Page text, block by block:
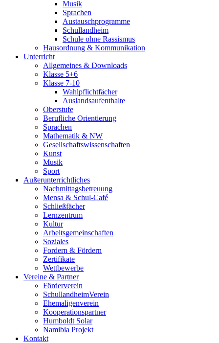
Musik
Sprachen
Austauschprogramme
Schullandheim
Schule ohne Rassismus
Hausordnung & Kommunikation
Unterricht
Allgemeines & Downloads
Klasse 5+6
Klasse 7-10
Wahlpflichtfächer
Auslandsaufenthalte
Oberstufe
Berufliche Orientierung
Sprachen
Mathematik & NW
Gesellschaftswissenschaften
Kunst
Musik
Sport
Außerunterrichtliches
Nachmittagsbetreuung
Mensa & Schul-Café
Schließfächer
Lernzentrum
Kultur
Arbeitsgemeinschaften
Soziales
Fordern & Fördern
Zertifikate
Wettbewerbe
Vereine & Partner
Förderverein
SchullandheimVerein
Ehemaligenverein
Kooperationspartner
Humboldt Solar
Namibia Projekt
Kontakt